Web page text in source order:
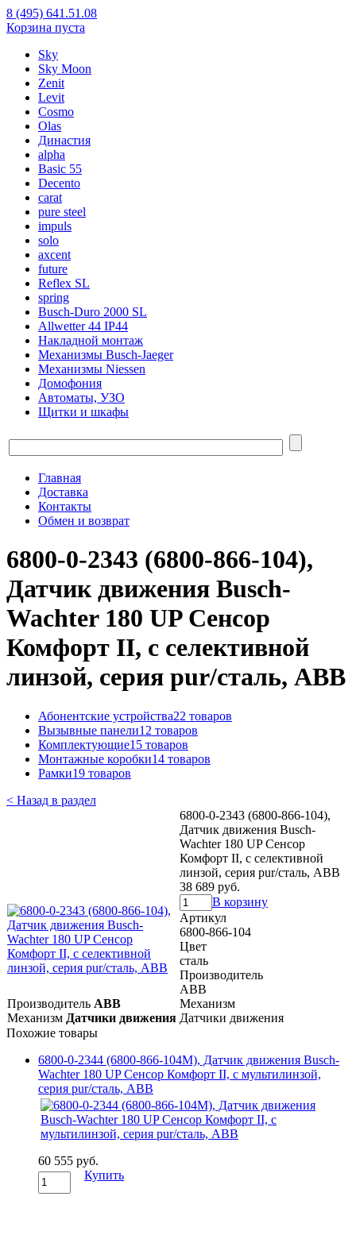
8 (495) 641.51.08
Корзина пуста
Sky
Sky Moon
Zenit
Levit
Cosmo
Olas
Династия
alpha
Basic 55
Decento
carat
pure steel
impuls
solo
axcent
future
Reflex SL
spring
Busch-Duro 2000 SL
Allwetter 44 IP44
Накладной монтаж
Механизмы Busch-Jaeger
Механизмы Niessen
Домофония
Автоматы, УЗО
Щитки и шкафы
Главная
Доставка
Контакты
Обмен и возврат
6800-0-2343 (6800-866-104),
Датчик движения Busch-
Wachter 180 UP Сенсор
Комфорт II, с селективной
линзой, серия pur/сталь, ABB
Абонентские устройства22 товаров
Вызывные панели12 товаров
Комплектующие15 товаров
Монтажные коробки14 товаров
Рамки19 товаров
< Назад в раздел
6800-0-2343 (6800-866-104),
Датчик движения Busch-
Wachter 180 UP Сенсор
Комфорт II, с селективной
линзой, серия pur/сталь, ABB
38 689 руб.
В корзину
Артикул
6800-866-104
Цвет
сталь
Производитель
ABB
Механизм
Датчики движения
Производитель ABB
Механизм Датчики движения
Похожие товары
6800-0-2344 (6800-866-104M), Датчик движения Busch-
Wachter 180 UP Сенсор Комфорт II, с мультилинзой,
серия pur/сталь, ABB
60 555 руб.
Купить